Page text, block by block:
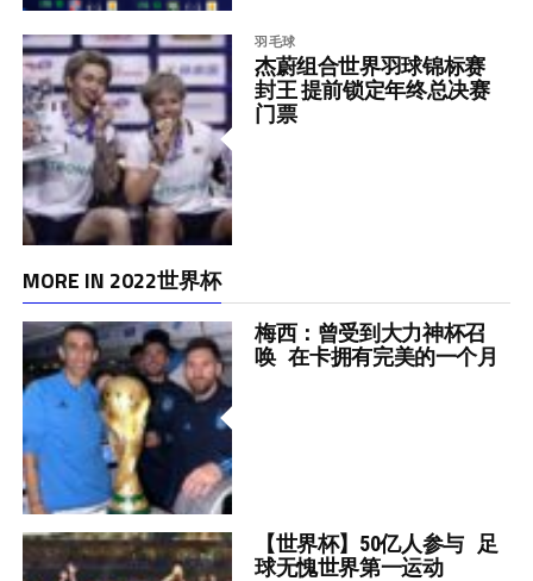
羽毛球
杰蔚组合世界羽球锦标赛
封王 提前锁定年终总决赛
门票
MORE IN 2022世界杯
梅西：曾受到大力神杯召
唤 在卡拥有完美的一个月
【世界杯】50亿人参与 足
球无愧世界第一运动